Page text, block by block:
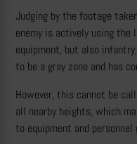
Judging by the footage
enemy is actively using the
equipment, but also
to be a gray zone and has
However, this cannot be
all nearby heights, which
to equipment and personnel